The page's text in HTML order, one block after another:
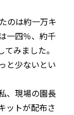
のは約一万キ
一四％、約千
みました。
と少ないとい
、現場の園長
ットが配布さ